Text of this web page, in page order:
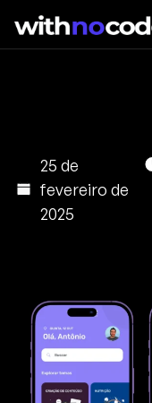
25 de
fevereiro de
2025